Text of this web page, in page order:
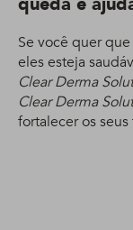
Se você quer
eles esteja
Clear Derma
Clear Derma
fortalecer os seus